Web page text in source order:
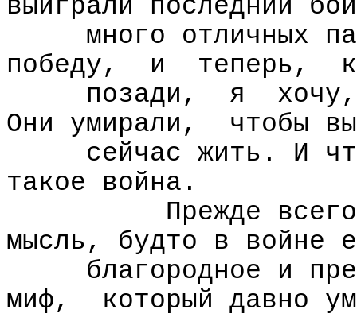
выиграли последний
много отличных
победу,
и теперь,
позади,
я
хочу,
Они умирали,
чтобы
сейчас жить. И
такое война.
Прежде
мысль, будто в войне
благородное и
миф,
который давно